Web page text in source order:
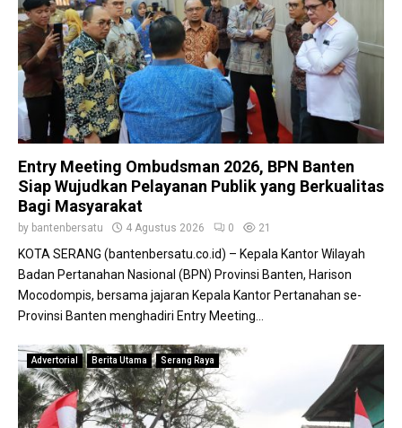
Entry Meeting Ombudsman 2026, BPN Banten
Siap Wujudkan Pelayanan Publik yang Berkualitas
Bagi Masyarakat
by bantenbersatu 4 Agustus 2026 0 21
KOTA SERANG (bantenbersatu.co.id) – Kepala Kantor Wilayah
Badan Pertanahan Nasional (BPN) Provinsi Banten, Harison
Mocodompis, bersama jajaran Kepala Kantor Pertanahan se-
Provinsi Banten menghadiri Entry Meeting...
Advertorial Berita Utama Serang Raya